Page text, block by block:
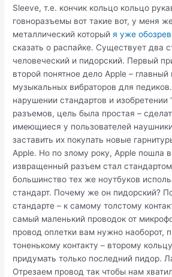
Sleeve, т.е. кончик кольцо кольцо
говноразъемы вот такие вот, у меня
металлический который я уже
сказать о распайке. Существует два
человеческий и пидорский. Первый
второй понятное дело Apple – главный
музыкальных вибраторов для
нарушении стандартов и изобретении
разъемов, цель была простая –
имеющиеся у пользователей
заставить их покупать новые
Apple. Но по злому року, Apple пошла
извращенный разъем стал
большинство тех же ноутбуков
стандарт. Почему же он пидорский?
стандарте – к самому толстому
самый маленький проводок от
провод оплетки вам нужно наоборот,
тоненькому контакту – второму
придумать только последний пидор.
Отрезаем провод так чтобы нам